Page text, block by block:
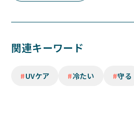
関連キーワード
UVケア 冷たい 守る